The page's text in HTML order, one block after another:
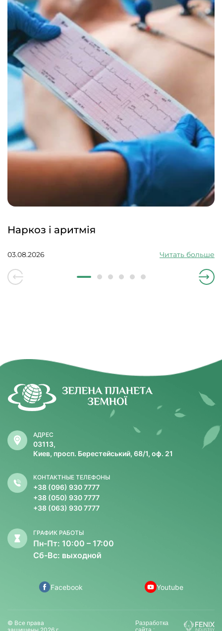
Наркоз і аритмія
03.08.2026 Читать больше
АДРЕС
03113,
Киев, просп. Берестейський, 68/1, оф. 21
КОНТАКТНЫЕ ТЕЛЕФОНЫ
+38 (096) 930 7777
+38 (050) 930 7777
+38 (063) 930 7777
ГРАФИК РАБОТЫ
Пн-Пт: 10:00 – 17:00
Сб-Вс: выходной
Facebook Youtube
© Все права
Разработка